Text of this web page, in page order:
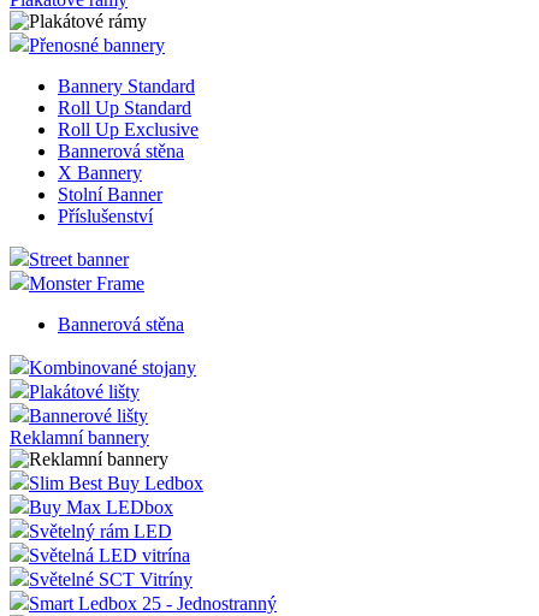
Přenosné bannery
Bannery Standard
Roll Up Standard
Roll Up Exclusive
Bannerová stěna
X Bannery
Stolní Banner
Příslušenství
Street banner
Monster Frame
Bannerová stěna
Kombinované stojany
Plakátové lišty
Bannerové lišty
Reklamní bannery
Slim Best Buy Ledbox
Buy Max LEDbox
Světelný rám LED
Světelná LED vitrína
Světelné SCT Vitríny
Smart Ledbox 25 - Jednostranný